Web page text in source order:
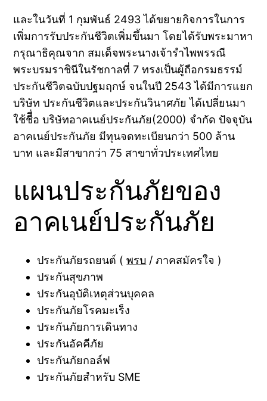
และในวันที่ 1 กุมพันธ์ 2493 ได้ขยายกิจการในการ
เพิ่มการรับประกันชีวิตเพิ่มขึ้นมา โดยได้รับพระมาหา
กรุณาธิคุณจาก สมเด็จพระนางเจ้ารำไพพรรณี
พระบรมราชินีในรัชกาลที่ 7 ทรงเป็นผู้ถือกรมธรรม์
ประกันชีวิตฉบับปฐมฤกษ์ จนในปี 2543 ได้มีการแยก
บริษัท ประกันชีวิตและประกันวินาศภัย ได้เปลี่ยนมา
ใช้ชืื่อ บริษัทอาคเนย์ประกันภัย(2000) จำกัด ปัจจุบัน
อาคเนย์ประกันภัย มีทุนจดทะเบียนกว่า 500 ล้าน
บาท และมีสาขากว่า 75 สาขาทั่วประเทศไทย
แผนประกันภัยของ
อาคเนย์ประกันภัย
ประกันภัยรถยนต์ (พรบ / ภาคสมัครใจ )
ประกันสุขภาพ
ประกันอุบัติเหตุส่วนบุคคล
ประกันภัยโรคมะเร็ง
ประกันภัยการเดินทาง
ประกันอัคคีภัย
ประกันภัยกอล์ฟ
ประกันภัยสำหรับ SME